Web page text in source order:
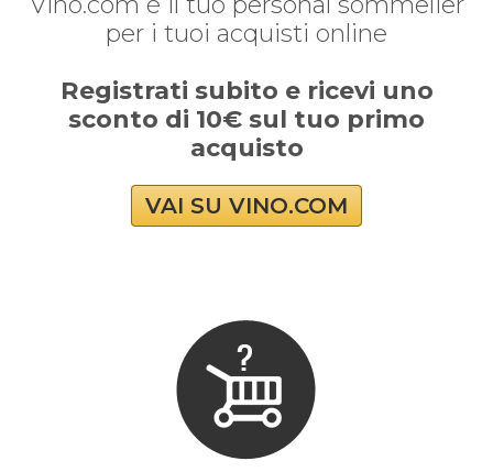
per i tuoi acquisti online
Registrati subito e ricevi uno
sconto di 10€ sul tuo primo
acquisto
VAI SU VINO.COM